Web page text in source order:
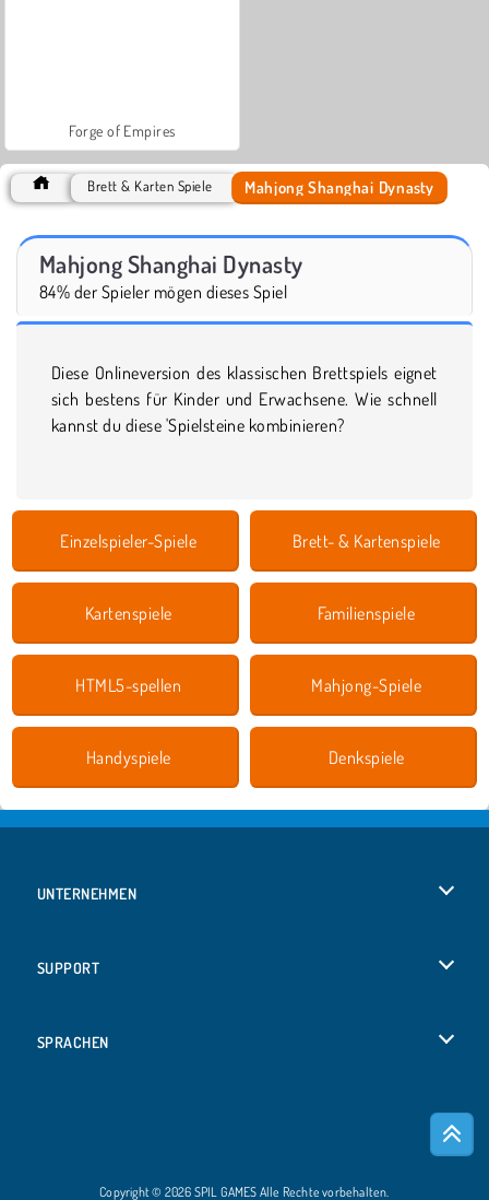
Forge of Empires
Brett & Karten Spiele Mahjong Shanghai Dynasty
Mahjong Shanghai Dynasty
84% der Spieler mögen dieses Spiel
Diese Onlineversion des klassischen Brettspiels eignet
sich bestens für Kinder und Erwachsene. Wie schnell
kannst du diese 'Spielsteine kombinieren?
Einzelspieler-Spiele Brett- & Kartenspiele
Kartenspiele Familienspiele
HTML5-spellen Mahjong-Spiele
Handyspiele Denkspiele
UNTERNEHMEN
SUPPORT
SPRACHEN
Copyright © 2026 SPIL GAMES Alle Rechte vorbehalten.